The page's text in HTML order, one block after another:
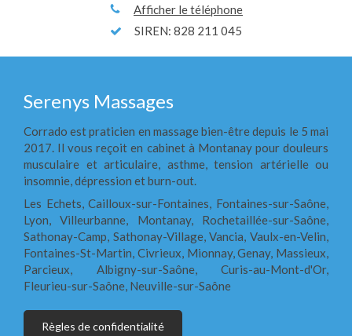
Afficher le téléphone
SIREN: 828 211 045
Serenys Massages
Corrado est praticien en massage bien-être depuis le 5 mai
2017. Il vous reçoit en cabinet à Montanay pour douleurs
musculaire et articulaire, asthme, tension artérielle ou
insomnie, dépression et burn-out.
Les Echets, Cailloux-sur-Fontaines, Fontaines-sur-Saône,
Lyon, Villeurbanne, Montanay, Rochetaillée-sur-Saône,
Sathonay-Camp, Sathonay-Village, Vancia, Vaulx-en-Velin,
Fontaines-St-Martin, Civrieux, Mionnay, Genay, Massieux,
Parcieux, Albigny-sur-Saône, Curis-au-Mont-d'Or,
Fleurieu-sur-Saône, Neuville-sur-Saône
Règles de confidentialité